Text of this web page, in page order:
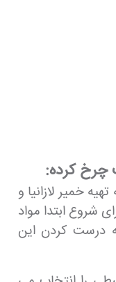
چرخ کرده:
خمیر لازانیا و
شروع ابتدا مواد
درست کردن این